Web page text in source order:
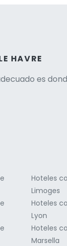
HAVRE
es
Hoteles
Limoges
Hoteles
Lyon
Hoteles
Marsella